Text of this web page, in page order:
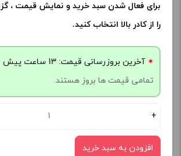
برای فعال شدن سبد خرید و نمایش قیمت ،
را از کادر بالا انتخاب کنید.
آخرین بروزرسانی قیمت: 13 ساعت پیش
تمامی قیمت ها بروز هستند.
+
افزودن به سبد خرید